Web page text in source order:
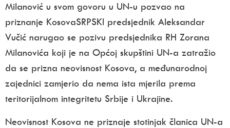
Milanović u svom govoru u UN-u pozvao na
priznanje KosovaSRPSKI predsjednik Aleksandar
Vučić narugao se pozivu predsjednika RH Zorana
Milanovića koji je na Općoj skupštini UN-a zatražio
da se prizna neovisnost Kosova, a međunarodnoj
zajednici zamjerio da nema ista mjerila prema
teritorijalnom integritetu Srbije i Ukrajine.
Neovisnost Kosova ne priznaje stotinjak članica UN-a